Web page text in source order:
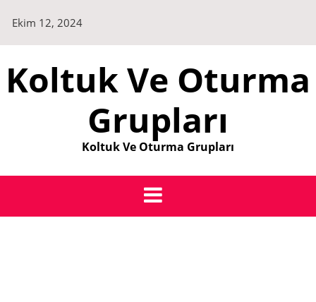
content
Ekim 12, 2024
Koltuk Ve Oturma
Grupları
Koltuk Ve Oturma Grupları